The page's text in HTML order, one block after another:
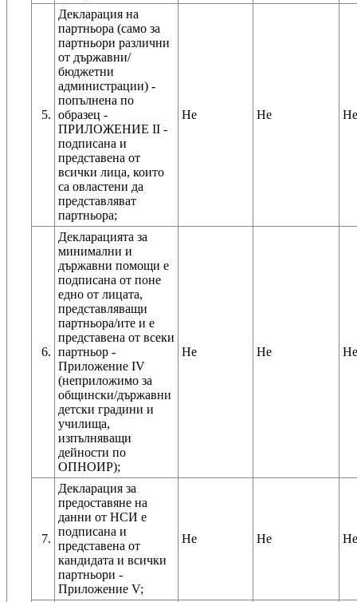
5.
Декларация на
партньора (само за
партньори различни
от държавни/
бюджетни
администрации) -
попълнена по
образец -
ПРИЛОЖЕНИЕ ІІ -
подписана и
представена от
всички лица, които
са овластени да
представляват
партньора;
Не Не Не
6.
Декларацията за
минимални и
държавни помощи е
подписана от поне
едно от лицата,
представляващи
партньора/ите и е
представена от всеки
партньор -
Приложение IV
(неприложимо за
общински/държавни
детски градини и
училища,
изпълняващи
дейности по
ОПНОИР);
Не Не Не
7.
Декларация за
предоставяне на
данни от НСИ е
подписана и
представена от
кандидата и всички
партньори -
Приложение V;
Не Не Не